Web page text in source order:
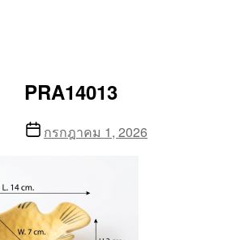
PRA14013
Postกรกฎาคม 1, 2026